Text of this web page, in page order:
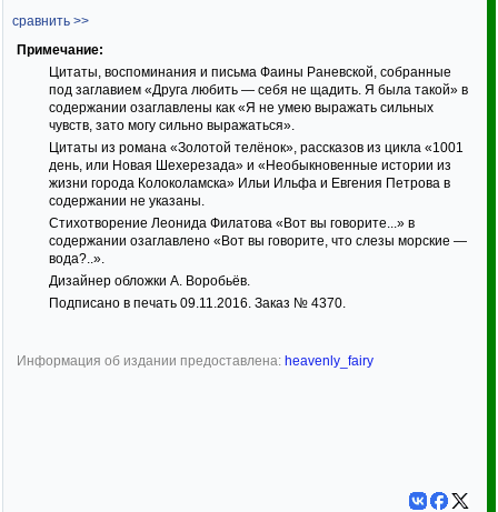
сравнить >>
Примечание:
Цитаты, воспоминания и письма Фаины Раневской, собранные
под заглавием «Друга любить — себя не щадить. Я была такой» в
содержании озаглавлены как «Я не умею выражать сильных
чувств, зато могу сильно выражаться».
Цитаты из романа «Золотой телёнок», рассказов из цикла «1001
день, или Новая Шехерезада» и «Необыкновенные истории из
жизни города Колоколамска» Ильи Ильфа и Евгения Петрова в
содержании не указаны.
Стихотворение Леонида Филатова «Вот вы говорите...» в
содержании озаглавлено «Вот вы говорите, что слезы морские —
вода?..».
Дизайнер обложки А. Воробьёв.
Подписано в печать 09.11.2016. Заказ № 4370.
Информация об издании предоставлена: heavenly_fairy